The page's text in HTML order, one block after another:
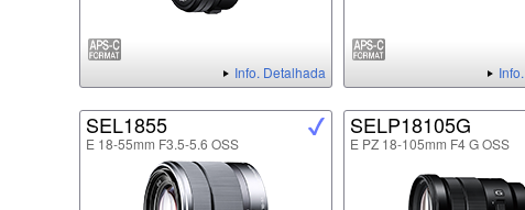
Info. Detalhada
SEL1855
E 18-55mm F3.5-5.6 OSS
SELP18105G
E PZ 18-105mm F4 G OSS